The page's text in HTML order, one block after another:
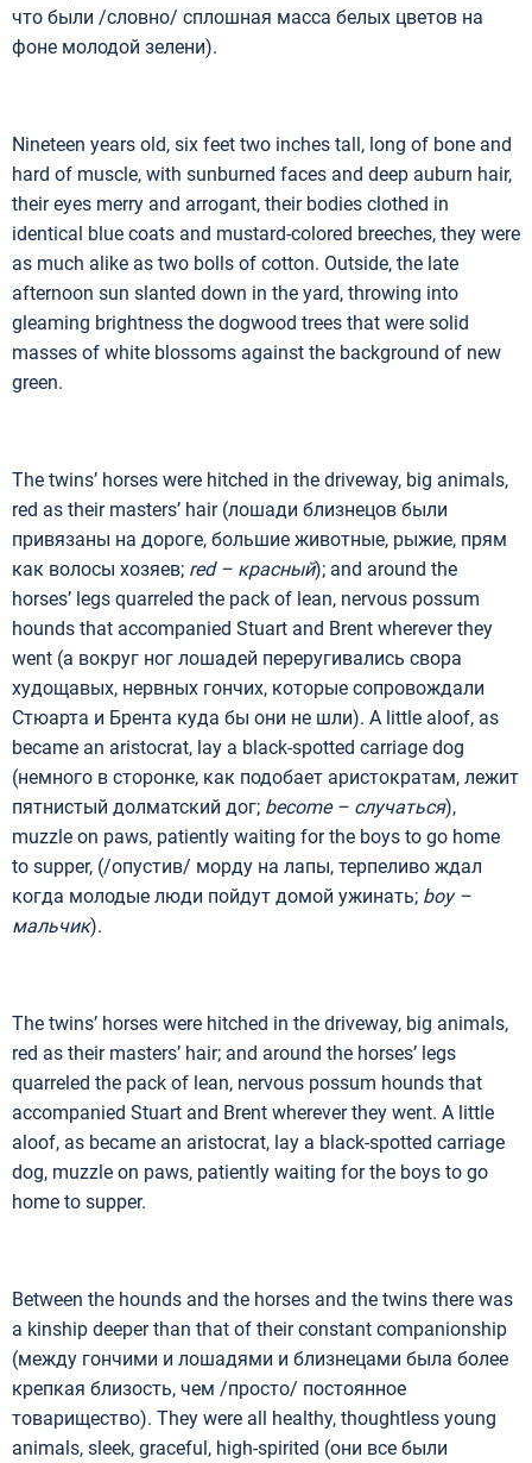
что были /словно/ сплошная масса белых цветов на
фоне молодой зелени).
Nineteen years old, six feet two inches tall, long of bone and
hard of muscle, with sunburned faces and deep auburn hair,
their eyes merry and arrogant, their bodies clothed in
identical blue coats and mustard-colored breeches, they were
as much alike as two bolls of cotton. Outside, the late
afternoon sun slanted down in the yard, throwing into
gleaming brightness the dogwood trees that were solid
masses of white blossoms against the background of new
green.
The twins’ horses were hitched in the driveway, big animals,
red as their masters’ hair (лошади близнецов были
привязаны на дороге, большие животные, рыжие, прям
как волосы хозяев; red – красный); and around the
horses’ legs quarreled the pack of lean, nervous possum
hounds that accompanied Stuart and Brent wherever they
went (а вокруг ног лошадей переругивались свора
худощавых, нервных гончих, которые сопровождали
Стюарта и Брента куда бы они не шли). A little aloof, as
became an aristocrat, lay a black-spotted carriage dog
(немного в сторонке, как подобает аристократам, лежит
пятнистый долматский дог; become – случаться),
muzzle on paws, patiently waiting for the boys to go home
to supper, (/опустив/ морду на лапы, терпеливо ждал
когда молодые люди пойдут домой ужинать; boy –
мальчик).
The twins’ horses were hitched in the driveway, big animals,
red as their masters’ hair; and around the horses’ legs
quarreled the pack of lean, nervous possum hounds that
accompanied Stuart and Brent wherever they went. A little
aloof, as became an aristocrat, lay a black-spotted carriage
dog, muzzle on paws, patiently waiting for the boys to go
home to supper.
Between the hounds and the horses and the twins there was
a kinship deeper than that of their constant companionship
(между гончими и лошадями и близнецами была более
крепкая близость, чем /просто/ постоянное
товарищество). They were all healthy, thoughtless young
animals, sleek, graceful, high-spirited (они все были